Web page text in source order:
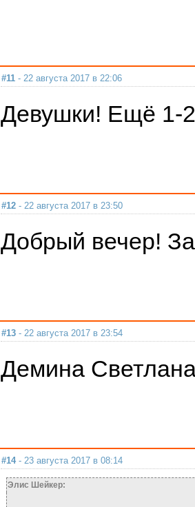
#11 - 22 августа 2017 в 22:06
Девушки! Ещё 1-
#12 - 22 августа 2017 в 23:50
Добрый вечер!
#13 - 22 августа 2017 в 23:54
Демина
#14- 23 августа 2017 в 08:14
Элис Шейкер: